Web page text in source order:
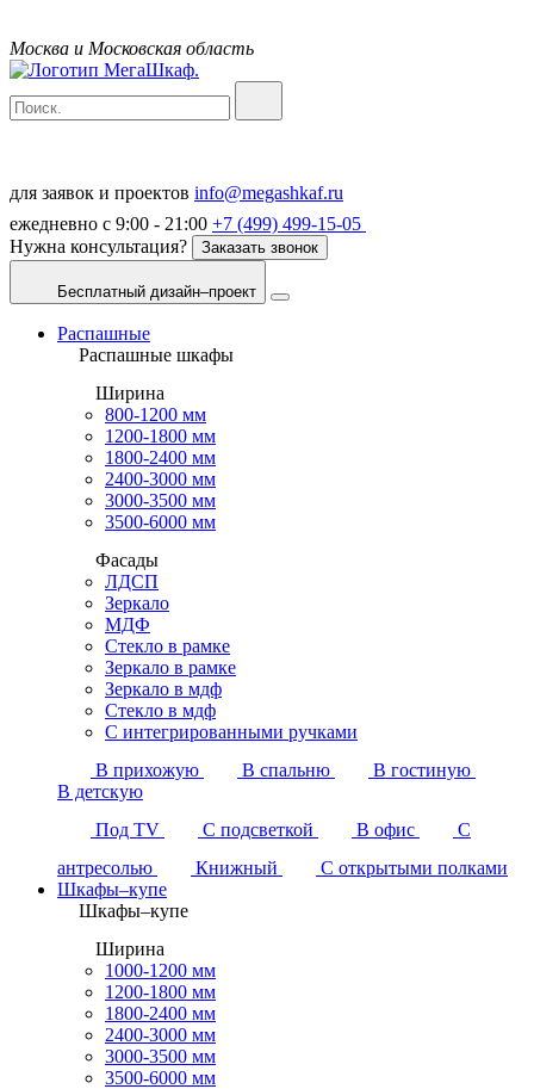
Москва и Московская область
для заявок и проектов info@megashkaf.ru
ежедневно с 9:00 - 21:00 +7 (499) 499-15-05
Нужна консультация?
Заказать звонок
Бесплатный дизайн–проект
Распашные
Распашные шкафы
Ширина
800-1200 мм
1200-1800 мм
1800-2400 мм
2400-3000 мм
3000-3500 мм
3500-6000 мм
Фасады
ЛДСП
Зеркало
МДФ
Стекло в рамке
Зеркало в рамке
Зеркало в мдф
Стекло в мдф
С интегрированными ручками
В прихожую
В спальню
В гостиную
В детскую
Под TV
С подсветкой В офис
С
антресолью
Книжный
С открытыми полками
Шкафы–купе
Шкафы–купе
Ширина
1000-1200 мм
1200-1800 мм
1800-2400 мм
2400-3000 мм
3000-3500 мм
3500-6000 мм